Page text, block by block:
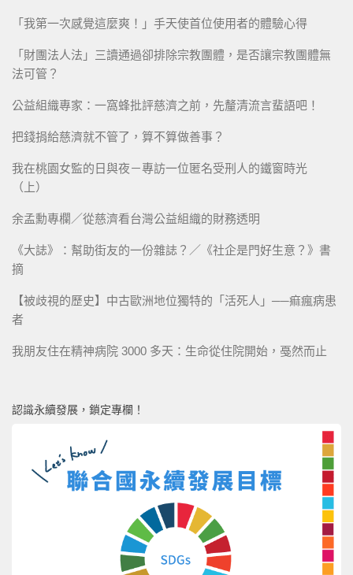
「我第一次感覺這麼爽！」手天使首位使用者的體驗心得
「財團法人法」三讀通過卻排除宗教團體，是否讓宗教團體無
法可管？
公益組織專家：一窩蜂批評慈濟之前，先釐清流言蜚語吧！
把錢捐給慈濟就不管了，算不算做善事？
我在桃園女監的日與夜－專訪一位匿名受刑人的鐵窗時光
（上）
余孟勳專欄／從慈濟看台灣公益組織的財務透明
《大誌》：幫助街友的一份雜誌？／《社企是門好生意？》書
摘
【被歧視的歷史】中古歐洲地位獨特的「活死人」──痲瘋病患
者
我朋友住在精神病院 3000 多天：生命從住院開始，戞然而止
認識永續發展，鎖定專欄！